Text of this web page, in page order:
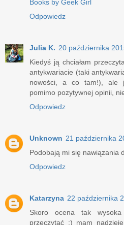
Books by Geek Girl
Odpowiedz
Julia K. 20 października
Kiedyś ją chciałam
antykwariacie (taki
nowości, a co tam!), ale
pomimo pozytywnej opinii,
Odpowiedz
Unknown 21 października
Podobają mi się nawiązania
Odpowiedz
Katarzyna 22 października
Skoro ocena tak
przeczytać :) mam